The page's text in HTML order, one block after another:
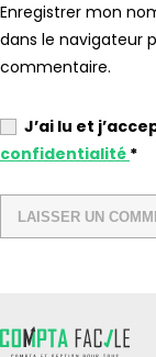
Enregistrer mon
dans le navigateur
commentaire.
J’ai lu et
confidentialité *